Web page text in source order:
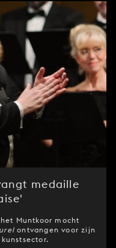
medaille
Muntkoor mocht
ontvangen voor zijn